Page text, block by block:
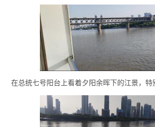
在总统七号阳台上看着夕阳余晖下的江景，特